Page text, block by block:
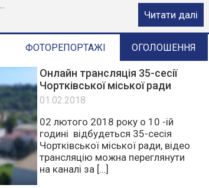
Читати далі
ФОТОРЕПОРТАЖІ ОГОЛОШЕННЯ
Онлайн трансляція 35-сесії
Чортківської міської ради
01.02.2018
02 лютого 2018 року о 10 -ій
годині відбудеться 35-сесія